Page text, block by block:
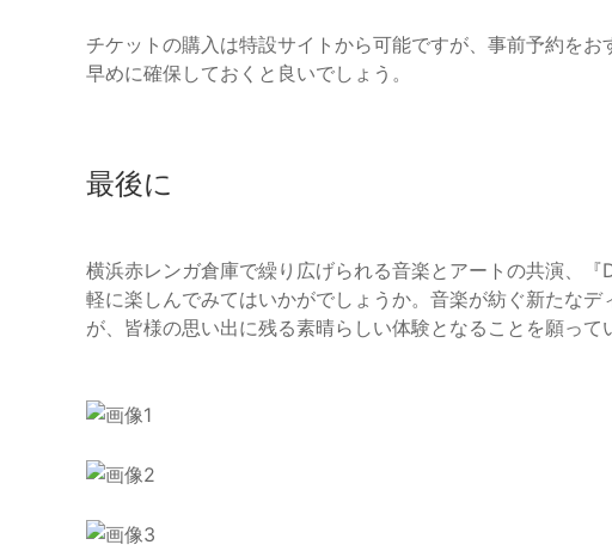
チケットの購入は特設サイトから可能ですが、事前予約をお
早めに確保しておくと良いでしょう。
最後に
横浜赤レンガ倉庫で繰り広げられる音楽とアートの共演、
軽に楽しんでみてはいかがでしょうか。音楽が紡ぐ新たな
が、皆様の思い出に残る素晴らしい体験となることを願っ